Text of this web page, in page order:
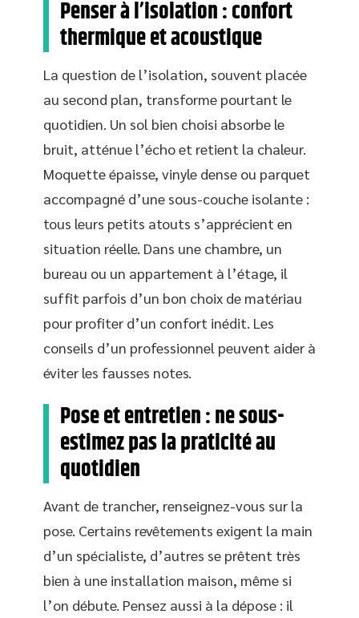
Penser à l’isolation : confort
thermique et acoustique
La question de l’isolation, souvent placée
au second plan, transforme pourtant le
quotidien. Un sol bien choisi absorbe le
bruit, atténue l’écho et retient la chaleur.
Moquette épaisse, vinyle dense ou parquet
accompagné d’une sous-couche isolante :
tous leurs petits atouts s’apprécient en
situation réelle. Dans une chambre, un
bureau ou un appartement à l’étage, il
suffit parfois d’un bon choix de matériau
pour profiter d’un confort inédit. Les
conseils d’un professionnel peuvent aider à
éviter les fausses notes.
Pose et entretien : ne sous-
estimez pas la praticité au
quotidien
Avant de trancher, renseignez-vous sur la
pose. Certains revêtements exigent la main
d’un spécialiste, d’autres se prêtent très
bien à une installation maison, même si
l’on débute. Pensez aussi à la dépose : il